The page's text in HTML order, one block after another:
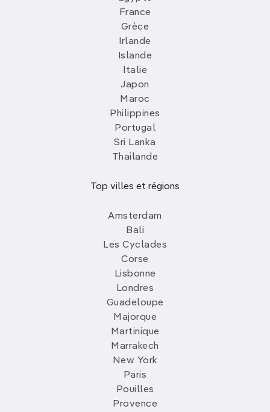
France
Grèce
Irlande
Islande
Italie
Japon
Maroc
Philippines
Portugal
Sri Lanka
Thailande
Top villes et régions
Amsterdam
Bali
Les Cyclades
Corse
Lisbonne
Londres
Guadeloupe
Majorque
Martinique
Marrakech
New York
Paris
Pouilles
Provence